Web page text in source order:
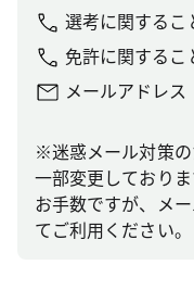
選考に関するこ
免許に関するこ
メールアドレス
※迷惑メール対策
一部変更しておりま
お手数ですが、メ
てご利用ください。